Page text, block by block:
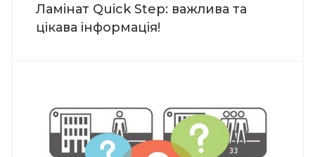
Ламінат Quick Step: важлива та
цікава інформація!